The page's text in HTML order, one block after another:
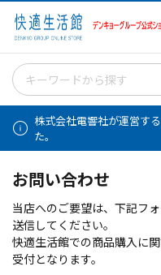
株式会社電響社が運営す
た。
お問い合わせ
当店へのご要望は、下記フ
送信してください。
快適生活館での商品購入に
受付となります。